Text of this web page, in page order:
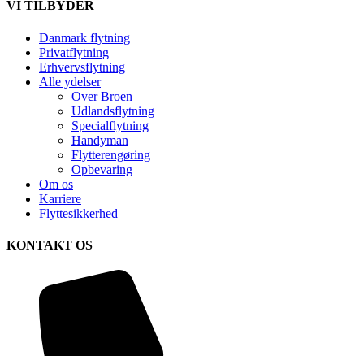
VI TILBYDER
Danmark flytning
Privatflytning
Erhvervsflytning
Alle ydelser
Over Broen
Udlandsflytning
Specialflytning
Handyman
Flytterengøring
Opbevaring
Om os
Karriere
Flyttesikkerhed
KONTAKT OS